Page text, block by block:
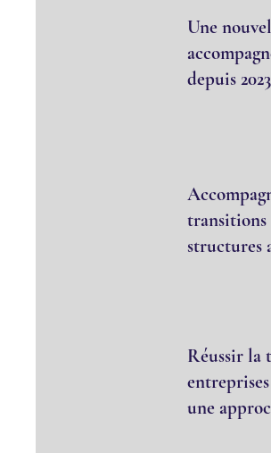
Une
depuis 2023
transitions
structures
Réussir la
une